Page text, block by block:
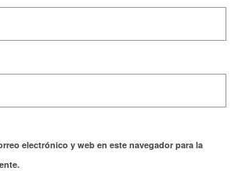
electrónico y web en este navegador para la